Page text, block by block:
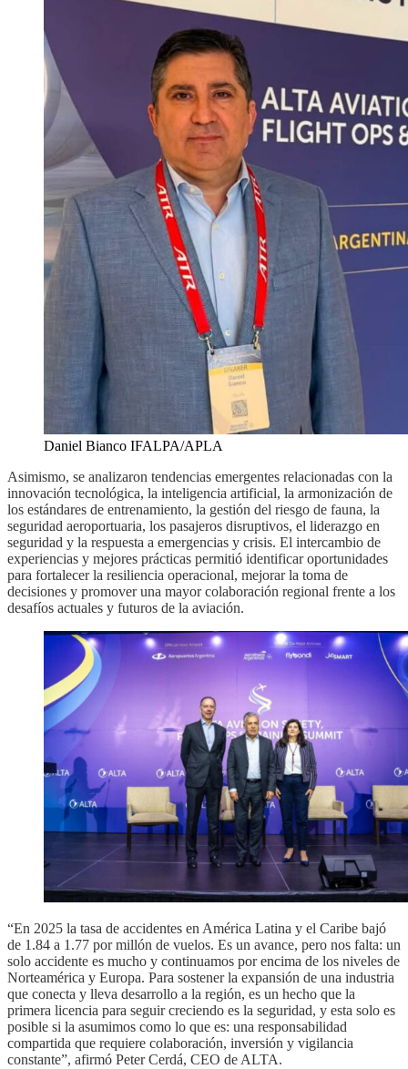
Daniel Bianco IFALPA/APLA
Asimismo, se analizaron tendencias emergentes relacionadas con la
innovación tecnológica, la inteligencia artificial, la armonización de
los estándares de entrenamiento, la gestión del riesgo de fauna, la
seguridad aeroportuaria, los pasajeros disruptivos, el liderazgo en
seguridad y la respuesta a emergencias y crisis. El intercambio de
experiencias y mejores prácticas permitió identificar oportunidades
para fortalecer la resiliencia operacional, mejorar la toma de
decisiones y promover una mayor colaboración regional frente a los
desafíos actuales y futuros de la aviación.
“En 2025 la tasa de accidentes en América Latina y el Caribe bajó
de 1.84 a 1.77 por millón de vuelos. Es un avance, pero nos falta: un
solo accidente es mucho y continuamos por encima de los niveles de
Norteamérica y Europa. Para sostener la expansión de una industria
que conecta y lleva desarrollo a la región, es un hecho que la
primera licencia para seguir creciendo es la seguridad, y esta solo es
posible si la asumimos como lo que es: una responsabilidad
compartida que requiere colaboración, inversión y vigilancia
constante”, afirmó Peter Cerdá, CEO de ALTA.